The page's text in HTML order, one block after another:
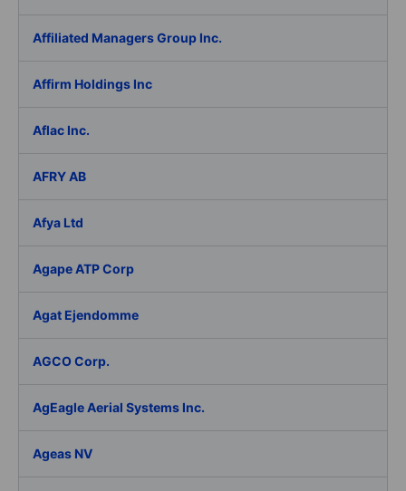
Affiliated Managers Group Inc.
Affirm Holdings Inc
Aflac Inc.
AFRY AB
Afya Ltd
Agape ATP Corp
Agat Ejendomme
AGCO Corp.
AgEagle Aerial Systems Inc.
Ageas NV